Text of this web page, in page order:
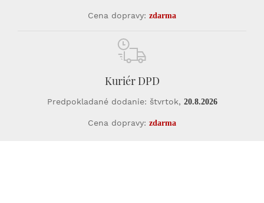
Cena dopravy: zdarma
Kuriér DPD
Predpokladané dodanie: štvrtok, 20.8.2026
Cena dopravy: zdarma